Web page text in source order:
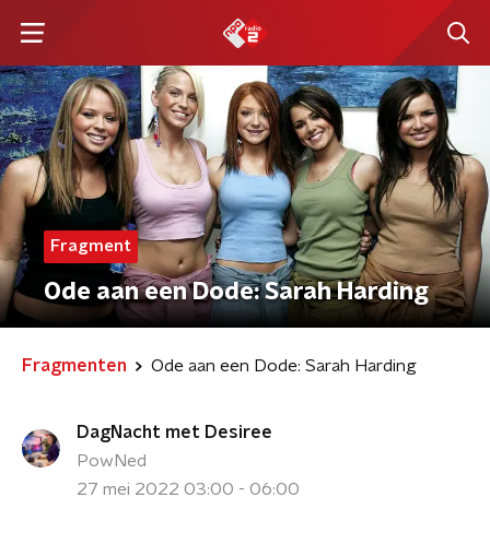
Fragment
Ode aan een Dode: Sarah Harding
Fragmenten Ode aan een Dode: Sarah Harding
DagNacht met Desiree
PowNed
27 mei 2022 03:00 - 06:00